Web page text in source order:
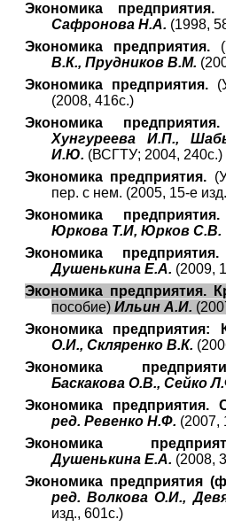
Экономика предприятия.
Сафронова Н.А. (1998,
Экономика предприятия.
В.К., Прудников В.М.
Экономика предприятия.
(2008, 416с.)
Экономика предприятия.
Хунгуреева И.П.,
И.Ю. (ВСГТУ; 2004, 240с.)
Экономика предприятия.
пер. с нем. (2005, 15-е
Экономика предприятия.
Юркова Т.И, Юрков С.В.
Экономика
Душенькина Е.А. (2009,
Экономика предприятия.
пособие) Ильин А.И.
Экономика предприятия:
О.И., Скляренко В.К.
Экономика
Баскакова О.В., Сейко
Экономика предприятия.
ред. Ревенко Н.Ф. (2007,
Экономика
Душенькина Е.А. (2008,
Экономика предприятия
ред. Волкова О.И.,
изд., 601с.)